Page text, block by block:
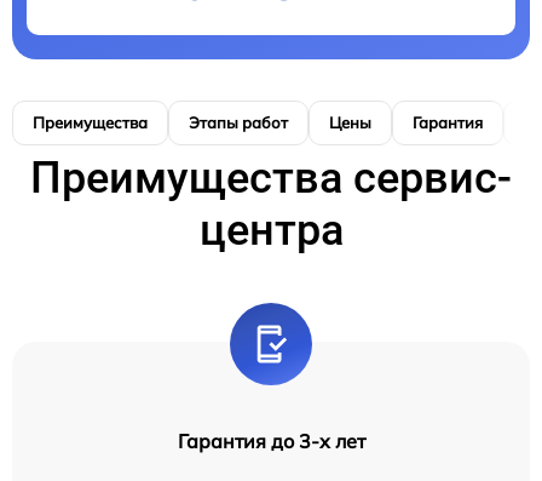
Преимущества Этапы работ Цены Гарантия
Преимущества сервис-
центра
Гарантия до 3-х лет